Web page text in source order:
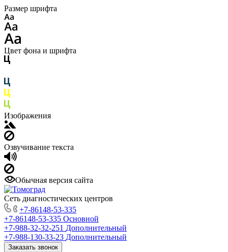
Размер шрифта
Цвет фона и шрифта
Изображения
Озвучивание текста
Обычная версия сайта
Сеть диагностических центров
+7-86148-53-335
+7-86148-53-335 Основной
+7-988-32-32-251 Дополнительный
+7-988-130-33-23 Дополнительный
Заказать звонок